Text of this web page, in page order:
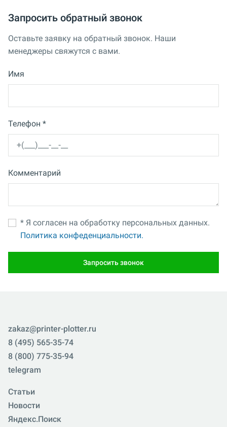
Запросить обратный звонок
Оставьте заявку на обратный звонок. Наши
менеджеры свяжутся с вами.
Имя
Телефон *
Комментарий
* Я согласен на обработку персональных данных.
Политика конфеденциальности.
Запросить звонок
zakaz@printer-plotter.ru
8 (495) 565-35-74
8 (800) 775-35-94
telegram
Статьи
Новости
Яндекс.Поиск